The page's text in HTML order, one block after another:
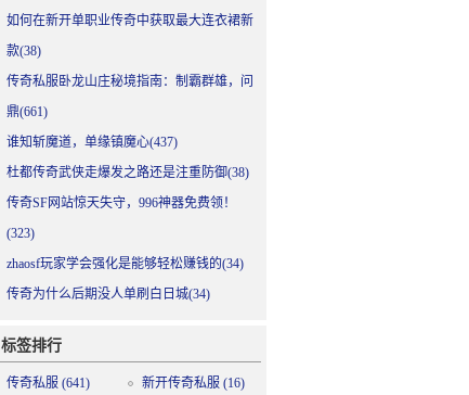
如何在新开单职业传奇中获取最大连衣裙新
款(38)
传奇私服卧龙山庄秘境指南：制霸群雄，问
鼎(661)
谁知斩魔道，单缘镇魔心(437)
杜都传奇武侠走爆发之路还是注重防御(38)
传奇SF网站惊天失守，996神器免费领！
(323)
zhaosf玩家学会强化是能够轻松赚钱的(34)
传奇为什么后期没人单刷白日城(34)
标签排行
传奇私服 (641) 新开传奇私服 (16)